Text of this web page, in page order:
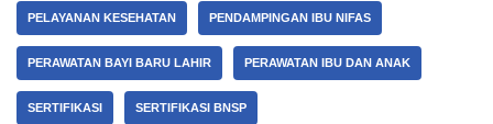
PELAYANAN KESEHATAN PENDAMPINGAN IBU NIFAS
PERAWATAN BAYI BARU LAHIR PERAWATAN IBU DAN ANAK
SERTIFIKASI SERTIFIKASI BNSP